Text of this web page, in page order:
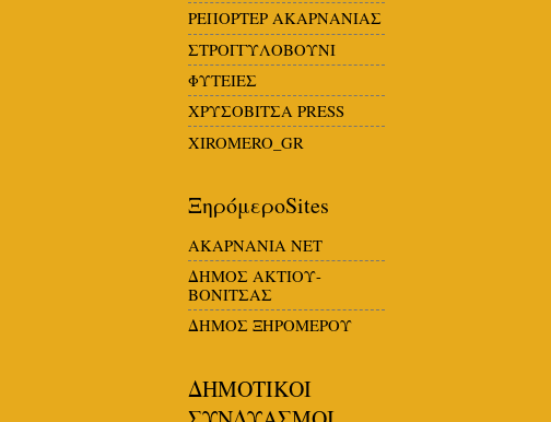
ΡΕΠΟΡΤΕΡ ΑΚΑΡΝΑΝΙΑΣ
ΣΤΡΟΓΓΥΛΟΒΟΥΝΙ
ΦΥΤΕΙΕΣ
ΧΡΥΣΟΒΙΤΣΑ PRESS
XIROMERO_GR
ΞηρόμεροSites
ΑΚΑΡΝΑΝΙΑ NET
ΔΗΜΟΣ ΑΚΤΙΟΥ-
ΒΟΝΙΤΣΑΣ
ΔΗΜΟΣ ΞΗΡΟΜΕΡΟΥ
ΔΗΜΟΤΙΚΟΙ